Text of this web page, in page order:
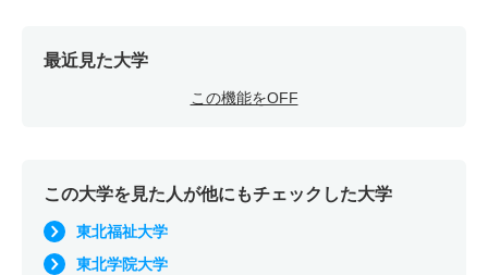
最近見た大学
この機能をOFF
この大学を見た人が他にもチェックした大学
東北福祉大学
東北学院大学